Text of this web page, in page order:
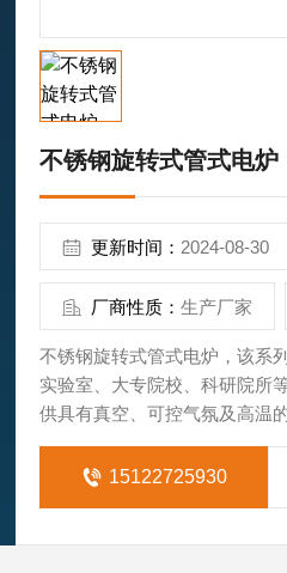
不锈钢旋转式管式电炉
更新时间： 2024-08-30
厂商性质：生产厂家
不锈钢旋转式管式电炉，该系
实验室、大专院校、科研院所
供具有真空、可控气氛及高温
体，纳米技术、碳纤维等新材
15122725930